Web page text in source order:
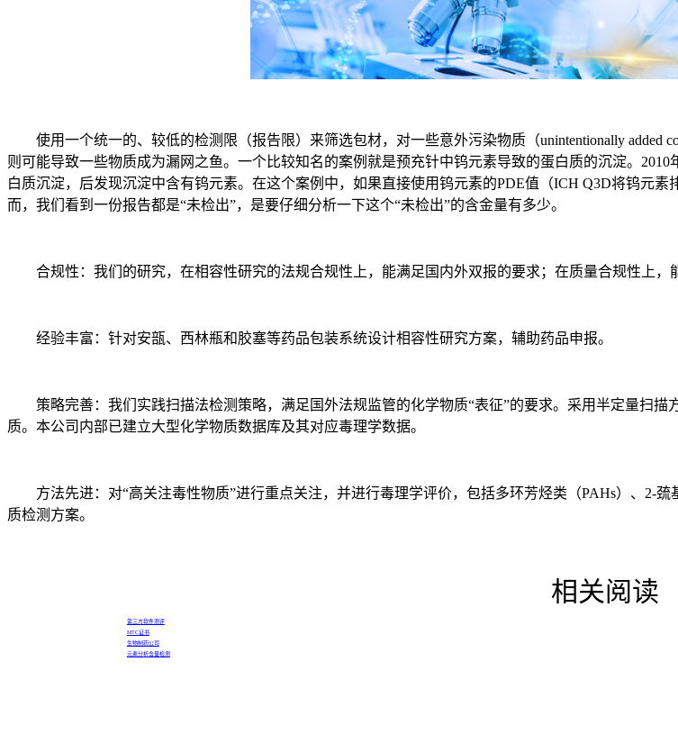
使用一个统一的、较低的检测限（报告限）来筛选包材，对一些意外污染物质（unintentionally added
则可能导致一些物质成为漏网之鱼。一个比较知名的案例就是预充针中钨元素导致的蛋白质的沉淀。
白质沉淀，后发现沉淀中含有钨元素。在这个案例中，如果直接使用钨元素的PDE值（ICH Q3D将钨元
而，我们看到一份报告都是“未检出”，是要仔细分析一下这个“未检出”的含金量有多少。
合规性：我们的研究，在相容性研究的法规合规性上，能满足国内外双报的要求；在质量合规性上，
经验丰富：针对安瓿、西林瓶和胶塞等药品包装系统设计相容性研究方案，辅助药品申报。
策略完善：我们实践扫描法检测策略，满足国外法规监管的化学物质“表征”的要求。采用半定量扫描
质。本公司内部已建立大型化学物质数据库及其对应毒理学数据。
方法先进：对“高关注毒性物质”进行重点关注，并进行毒理学评价，包括多环芳烃类（PAHs）、2-
质检测方案。
相关阅读
第三方软件测评
MTC证书
生物制药公司
元素分析含量检测